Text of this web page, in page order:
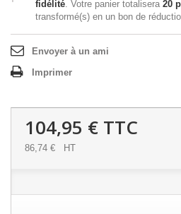
fidélité. Votre panier totalisera 20
transformé(s) en un bon de
Envoyer à un ami
Imprimer
104,95 € TTC
86,74 € HT